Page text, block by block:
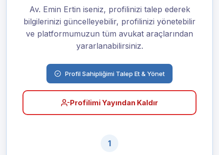
Av. Emin Ertin iseniz, profilinizi talep ederek
bilgilerinizi güncelleyebilir, profilinizi yönetebilir
ve platformumuzun tüm avukat araçlarından
yararlanabilirsiniz.
Profil Sahipliğimi Talep Et & Yönet
Profilimi Yayından Kaldır
1